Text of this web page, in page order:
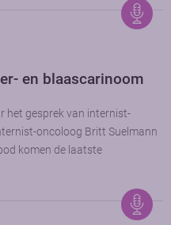
en blaascarinoom
het gesprek van internist-
oncoloog Britt Suelmann
komen de laatste